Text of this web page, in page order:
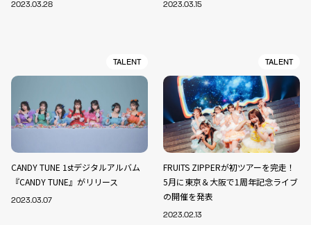
2023.03.28 2023.03.15
TALENT
CANDY TUNE 1stデジタルアルバム
『CANDY TUNE』がリリース
2023.03.07
TALENT
FRUITS ZIPPERが初ツアーを完走！
5月に東京＆大阪で1周年記念ライブ
の開催を発表
2023.02.13